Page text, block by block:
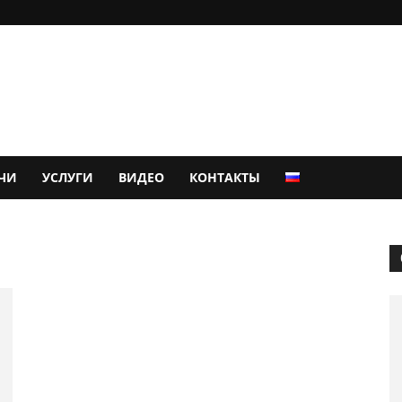
УСЛУГИ ВИДЕО КОНТАКТЫ